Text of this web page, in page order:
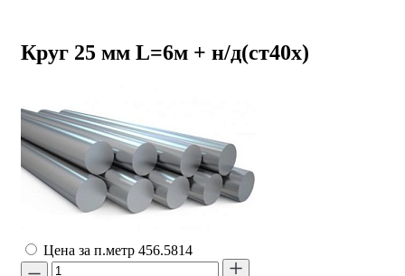
Круг 25 мм L=6м + н/д(ст40х)
Цена за п.метр 456.5814